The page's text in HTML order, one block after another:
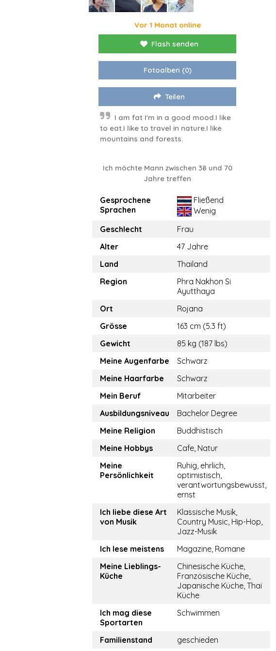
Vor 1 Monat online
Flash senden
Fotoalben (0)
Teilen
I am fat I'm in a good mood.I like
to eat.I like to travel in nature.I like
mountains and forests.
Ich möchte Mann zwischen 38 und 70
Jahre treffen
Gesprochene
Sprachen
Fließend
Wenig
Geschlecht
Frau
Alter
47 Jahre
Land
Thailand
Region
Phra Nakhon Si
Ayutthaya
Ort
Rojana
Grösse
163 cm (5.3 ft)
Gewicht
85 kg (187 lbs)
Meine Augenfarbe
Schwarz
Meine Haarfarbe
Schwarz
Mein Beruf
Mitarbeiter
Ausbildungsniveau
Bachelor Degree
Meine Religion
Buddhistisch
Meine Hobbys
Cafe, Natur
Meine
Persönlichkeit
Ruhig, ehrlich,
optimistisch,
verantwortungsbewusst,
ernst
Ich liebe diese Art
von Musik
Klassische Musik,
Country Music, Hip-Hop,
Jazz-Musik
Ich lese meistens
Magazine, Romane
Meine Lieblings-
Küche
Chinesische Küche,
Französische Küche,
Japanische Küche, Thai
Küche
Ich mag diese
Sportarten
Schwimmen
Familienstand geschieden